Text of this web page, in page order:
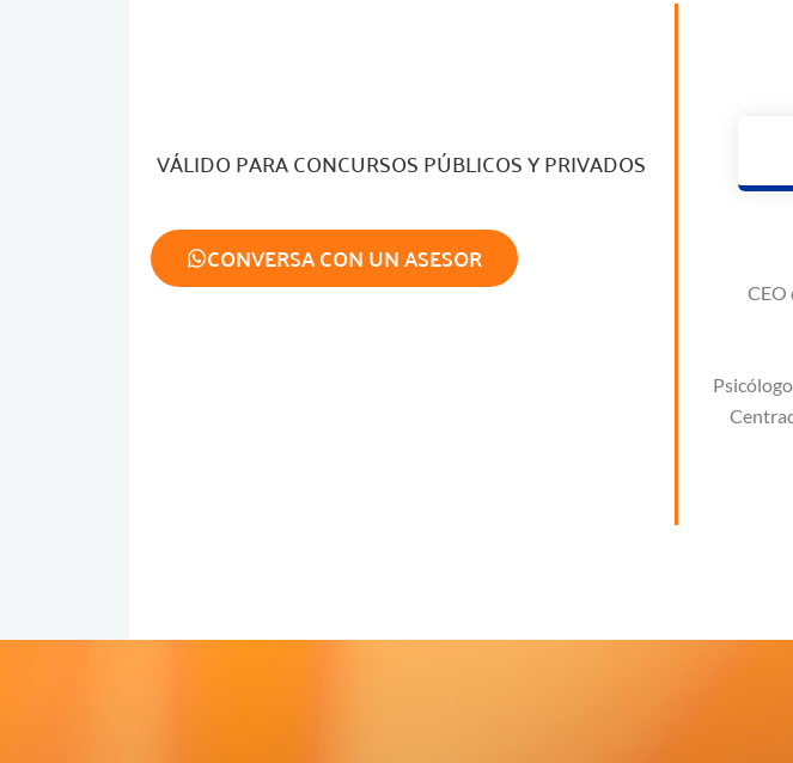
VÁLIDO PARA CONCURSOS PÚBLICOS Y PRIVADOS
CONVERSA CON UN ASESOR
CEO